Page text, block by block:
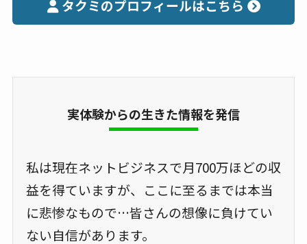
タクミのプロフィールはこちら
実体験からの生きた情報を発信
私は現在ネットビジネスで月700万ほどの収
益を得ていますが、ここに至るまでは本当
に悲惨なもので…皆さんの想像に負けてい
ない自信があります。